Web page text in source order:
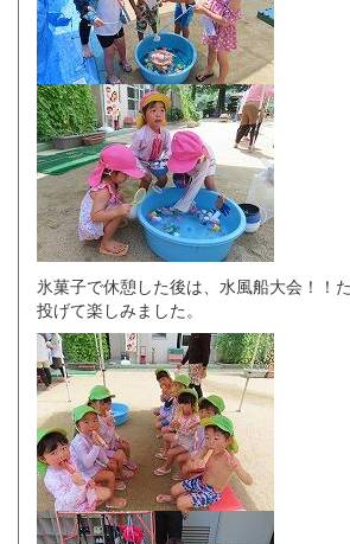
氷菓子で休憩した後は、水風船大会！！
投げて楽しみました。